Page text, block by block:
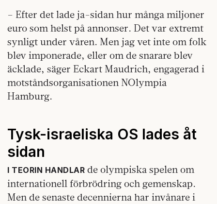
– Efter det lade ja-sidan hur många miljoner
euro som helst på annonser. Det var extremt
synligt under våren. Men jag vet inte om folk
blev imponerade, eller om de snarare blev
äcklade, säger Eckart Maudrich, engagerad i
motståndsorganisationen NOlympia
Hamburg.
Tysk-israeliska OS lades åt
sidan
I TEORIN HANDLAR de olympiska spelen om
internationell förbrödring och gemenskap.
Men de senaste decennierna har invånare i